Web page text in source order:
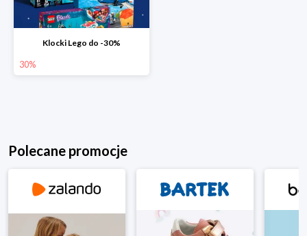
Klocki Lego do -30%
30%
Polecane promocje